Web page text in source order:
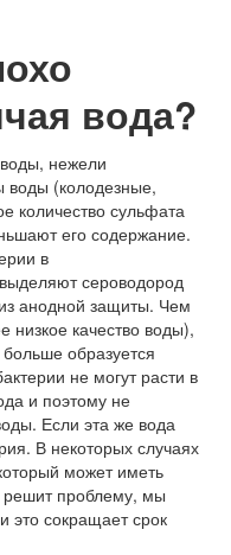
вода?
нежели
воды (колодезные,
количество сульфата
его содержание.
в
сероводород
анодной защиты. Чем
низкое качество воды),
образуется
не могут расти в
и поэтому не
Если эта же вода
В некоторых случаях
может иметь
решит проблему, мы
это сокращает срок